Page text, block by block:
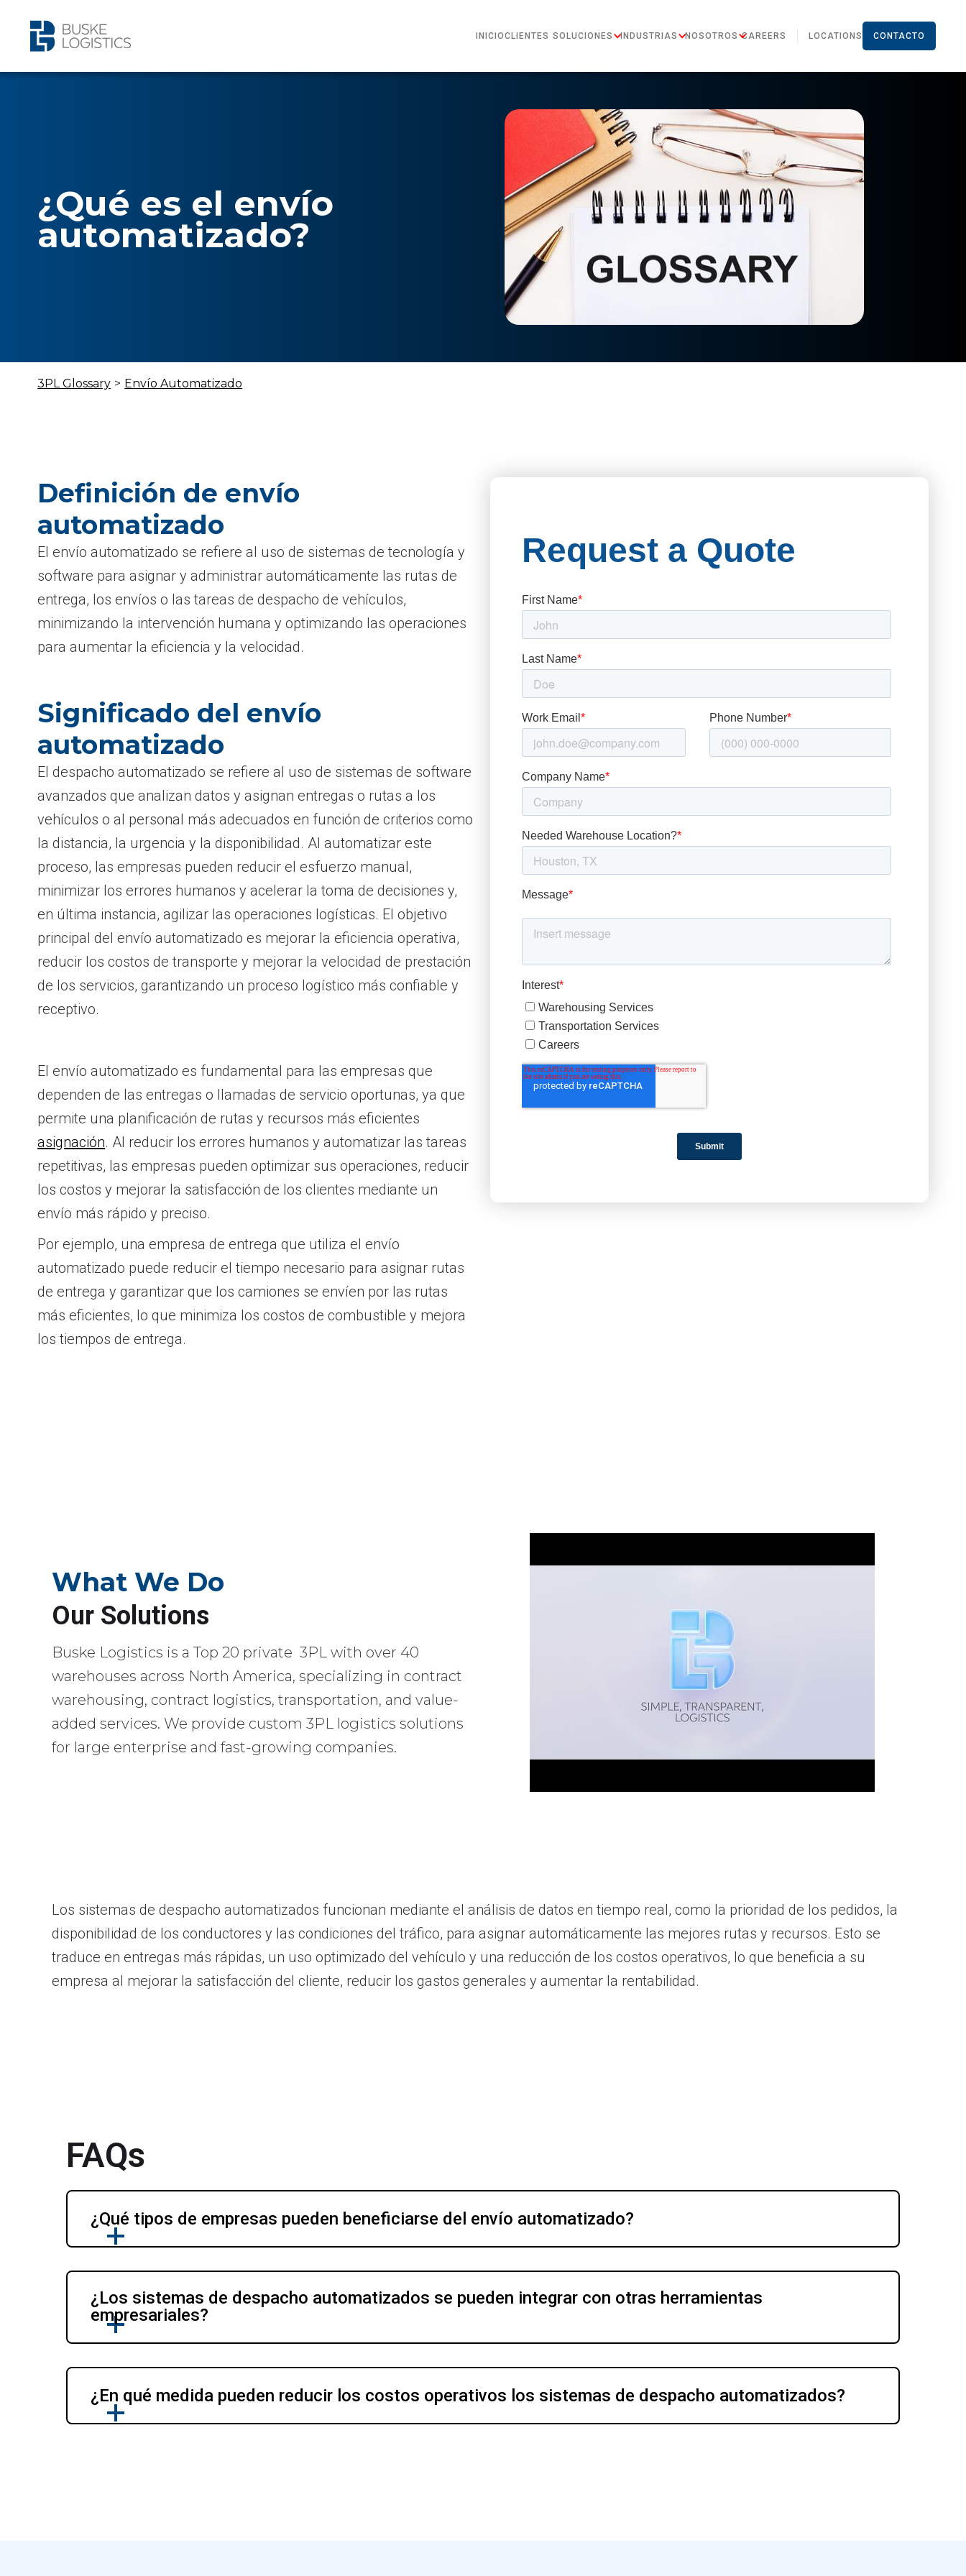
INICIOCLIENTES SOLUCIONES INDUSTRIAS NOSOTROS CAREERS LOCATIONS CONTACTO
¿Qué es el envío
automatizado?
3PL Glossary > Envío Automatizado
Definición de envío
automatizado
El envío automatizado se refiere al uso de sistemas de tecnología y
software para asignar y administrar automáticamente las rutas de
entrega, los envíos o las tareas de despacho de vehículos,
minimizando la intervención humana y optimizando las operaciones
para aumentar la eficiencia y la velocidad.
Significado del envío
automatizado
El despacho automatizado se refiere al uso de sistemas de software
avanzados que analizan datos y asignan entregas o rutas a los
vehículos o al personal más adecuados en función de criterios como
la distancia, la urgencia y la disponibilidad. Al automatizar este
proceso, las empresas pueden reducir el esfuerzo manual,
minimizar los errores humanos y acelerar la toma de decisiones y,
en última instancia, agilizar las operaciones logísticas. El objetivo
principal del envío automatizado es mejorar la eficiencia operativa,
reducir los costos de transporte y mejorar la velocidad de prestación
de los servicios, garantizando un proceso logístico más confiable y
receptivo.
El envío automatizado es fundamental para las empresas que
dependen de las entregas o llamadas de servicio oportunas, ya que
permite una planificación de rutas y recursos más eficientes
asignación. Al reducir los errores humanos y automatizar las tareas
repetitivas, las empresas pueden optimizar sus operaciones, reducir
los costos y mejorar la satisfacción de los clientes mediante un
envío más rápido y preciso.
Por ejemplo, una empresa de entrega que utiliza el envío
automatizado puede reducir el tiempo necesario para asignar rutas
de entrega y garantizar que los camiones se envíen por las rutas
más eficientes, lo que minimiza los costos de combustible y mejora
los tiempos de entrega.
What We Do
Our Solutions
Buske Logistics is a Top 20 private 3PL with over 40
warehouses across North America, specializing in contract
warehousing, contract logistics, transportation, and value-
added services. We provide custom 3PL logistics solutions
for large enterprise and fast-growing companies.
Los sistemas de despacho automatizados funcionan mediante el análisis de datos en tiempo real, como la prioridad de los pedidos, la
disponibilidad de los conductores y las condiciones del tráfico, para asignar automáticamente las mejores rutas y recursos. Esto se
traduce en entregas más rápidas, un uso optimizado del vehículo y una reducción de los costos operativos, lo que beneficia a su
empresa al mejorar la satisfacción del cliente, reducir los gastos generales y aumentar la rentabilidad.
FAQs
¿Qué tipos de empresas pueden beneficiarse del envío automatizado?
¿Los sistemas de despacho automatizados se pueden integrar con otras herramientas
empresariales?
¿En qué medida pueden reducir los costos operativos los sistemas de despacho automatizados?